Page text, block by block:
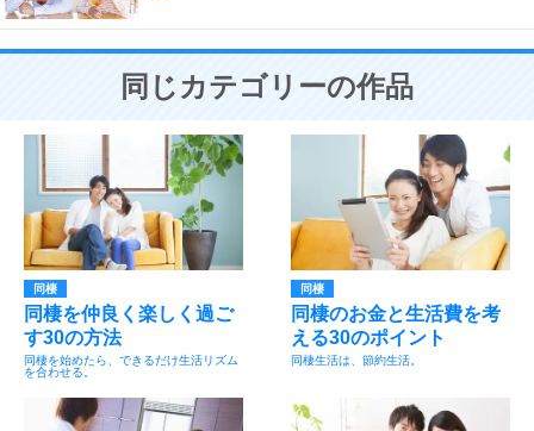
同じカテゴリーの作品
同棲
同棲を仲良く楽しく過ご
す30の方法
同棲を始めたら、できるだけ生活リズム
を合わせる。
同棲
同棲のお金と生活費を考
える30のポイント
同棲生活は、節約生活。